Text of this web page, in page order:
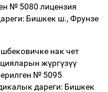
№ 5080 лицензия
Бишкек ш., Фрунзе
нак чет
жүргүзүү
№ 5095
дареги: Бишкек